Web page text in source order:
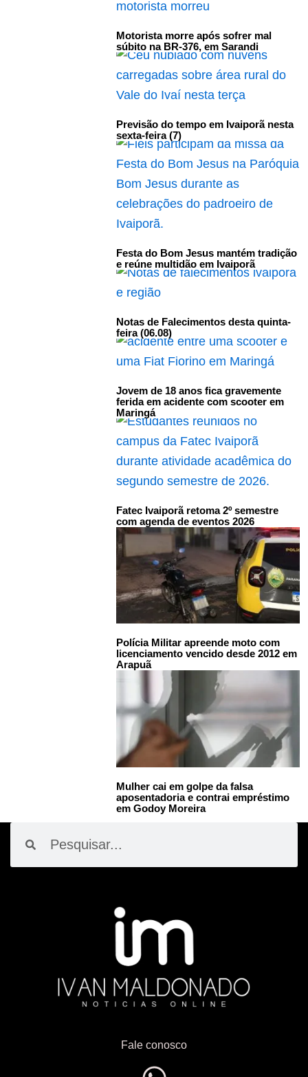
Motorista morre após sofrer mal
súbito na BR-376, em Sarandi
Previsão do tempo em Ivaiporã nesta
sexta-feira (7)
Festa do Bom Jesus mantém tradição
e reúne multidão em Ivaiporã
Notas de Falecimentos desta quinta-
feira (06.08)
Jovem de 18 anos fica gravemente
ferida em acidente com scooter em
Maringá
Fatec Ivaiporã retoma 2º semestre
com agenda de eventos 2026
Polícia Militar apreende moto com
licenciamento vencido desde 2012 em
Arapuã
Mulher cai em golpe da falsa
aposentadoria e contrai empréstimo
em Godoy Moreira
Fale conosco